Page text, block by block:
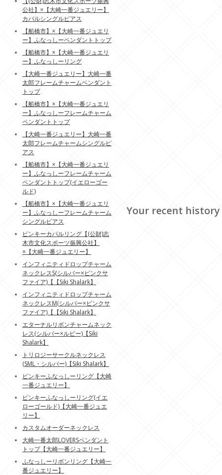
Your recent history
公社】×【大崎一番ジュエリー】
カパルシングルピアス
【船橋市】×【大崎一番ジュエリ
ー】ふなっしーペンダントトップ
【船橋市】×【大崎一番ジュエリ
ー】ふなっしーリング
【大崎一番ジュエリー】大崎一番
太郎フレームチャームペンダント
トップ
【船橋市】×【大崎一番ジュエリ
ー】ふなっしーフレームチャーム
ペンダントトップ
【大崎一番ジュエリー】大崎一番
太郎フレームチャームシングルピ
アス
【船橋市】×【大崎一番ジュエリ
ー】ふなっしーフレームチャーム
ペンダントトップ(イエローゴー
ルド)
【船橋市】×【大崎一番ジュエリ
ー】ふなっしーフレームチャーム
シングルピアス
ピンキーカパルリング【(公財)志
木市文化スポーツ振興公社】
×【大崎一番ジュエリー】
インフィニティドロップチャーム
ネックレスS(シルバー×ピンクサ
ファイア)【【Siki Shalark】
インフィニティドロップチャーム
ネックレスM(シルバー×ピンクサ
ファイア)【【Siki Shalark】
エターナルリボンチャームネック
レス(シルバー×ルビー)【Siki
Shalark】
トリロジーサークルネックレス
(SML・シルバー)【Siki Shalark】
ピンキーふなっしーリング【大崎
一番ジュエリー】
ピンキーふなっしーリング(イエ
ローゴールド)【大崎一番ジュエ
リー】
カスタムオーダーネックレス
大崎一番太郎LOVERSペンダント
トップ【大崎一番ジュエリー】
ふなっしーリボンリング【大崎一
番ジュエリー】